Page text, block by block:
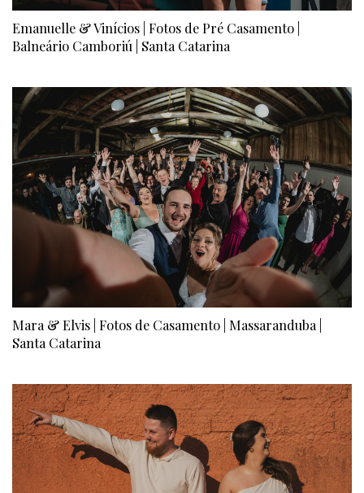
Emanuelle & Vinícios | Fotos de Pré Casamento |
Balneário Camboriú | Santa Catarina
Mara & Elvis | Fotos de Casamento | Massaranduba |
Santa Catarina